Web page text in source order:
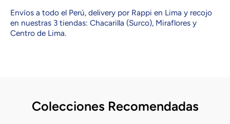
Envíos a todo el Perú, delivery por Rappi en Lima y recojo
en nuestras 3 tiendas: Chacarilla (Surco), Miraflores y
Centro de Lima.
Colecciones Recomendadas